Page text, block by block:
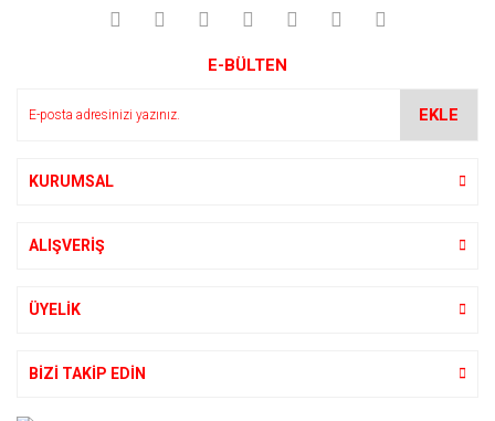
Yorum Yaz
Ürün açıklamasında eksik bilgiler bulunuyor.
E-BÜLTEN
EKLE
KURUMSAL
ALIŞVERİŞ
ÜYELİK
BİZİ TAKİP EDİN